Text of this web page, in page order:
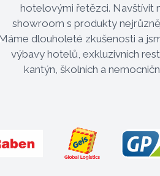
hotelovými řetězci. Navštívit
showroom s produkty
dlouholeté zkušenosti a
výbavy hotelů, exkluzivních
kantýn, školních a